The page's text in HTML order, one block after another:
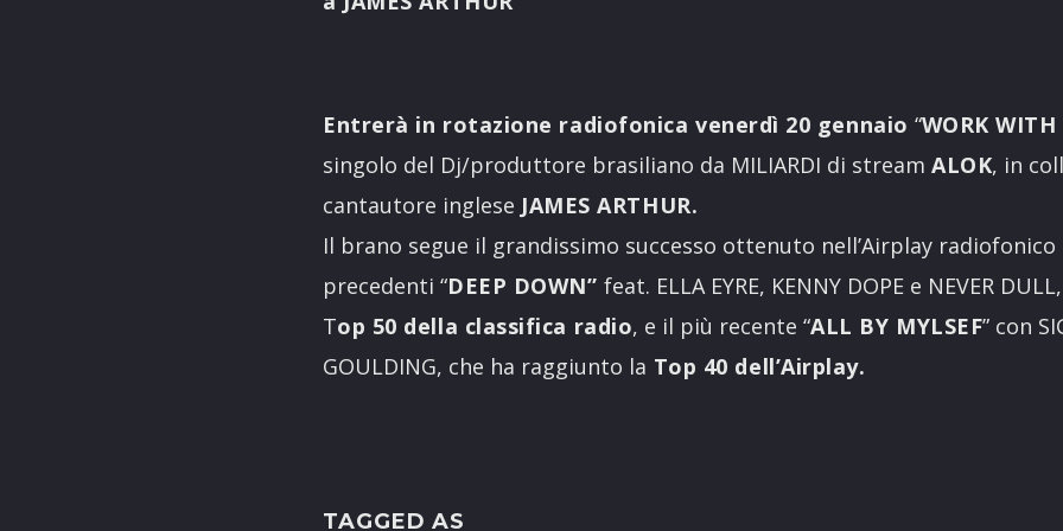
Entrerà in rotazione radiofonica venerdì 20 gennaio “WORK
singolo del Dj/produttore brasiliano da MILIARDI di streamALOK, in
cantautore inglese JAMES ARTHUR.
Il brano segue il grandissimo successo ottenuto nell’Airplay
precedenti “DEEP DOWN” feat. ELLA EYRE, KENNY DOPE e NEVER
Top 50 della classifica radio, e il più recente “ALL BY MYLSEF” con
GOULDING, che ha raggiunto la Top 40 dell’Airplay.
TAGGED AS